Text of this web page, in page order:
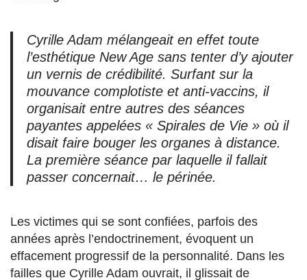
Cyrille Adam mélangeait en effet toute
l’esthétique New Age sans tenter d’y ajouter
un vernis de crédibilité. Surfant sur la
mouvance complotiste et anti-vaccins, il
organisait entre autres des séances
payantes appelées « Spirales de Vie » où il
disait faire bouger les organes à distance.
La première séance par laquelle il fallait
passer concernait… le périnée.
Les victimes qui se sont confiées, parfois des
années après l’endoctrinement, évoquent un
effacement progressif de la personnalité. Dans les
failles que Cyrille Adam ouvrait, il glissait de